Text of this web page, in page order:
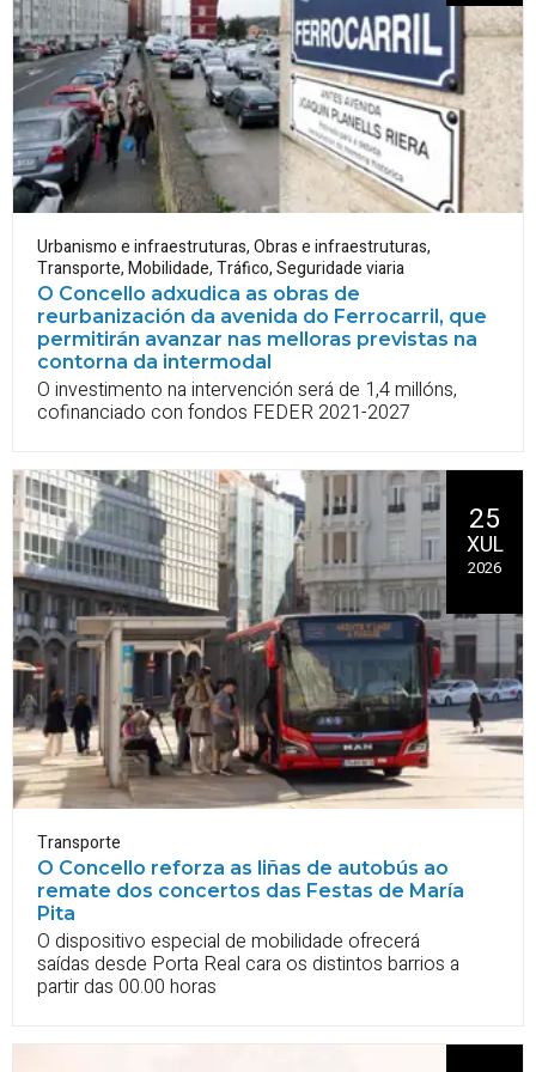
Urbanismo e infraestruturas,Obras e infraestruturas,
Transporte,Mobilidade,Tráfico,Seguridade viaria
O Concello adxudica as obras de
reurbanización da avenida do Ferrocarril, que
permitirán avanzar nas melloras previstas na
contorna da intermodal
O investimento na intervención será de 1,4 millóns,
cofinanciado con fondos FEDER 2021-2027
Transporte
O Concello reforza as liñas de autobús ao
remate dos concertos das Festas de María
Pita
25
XUL
2026
O dispositivo especial de mobilidade ofrecerá
saídas desde Porta Real cara os distintos barrios a
partir das 00.00 horas